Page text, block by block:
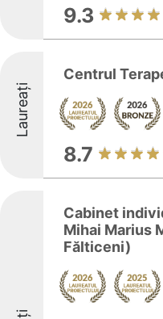
9.3
Laureați
Centrul
8.7
Cabinet
Mihai Marius
Fălticeni)